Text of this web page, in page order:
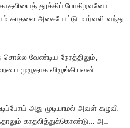
காதலியைத் தூக்கிப் போகிறவனோ
காதலை அசைபோட்டு மார்வலி வந்து
வேண்டிய நேரத்திலும்,
முழுதாக விழுங்கியவன்
அது முடியாமல் அவள் கழுவி
காதலித்துக்கொண்டு… அட